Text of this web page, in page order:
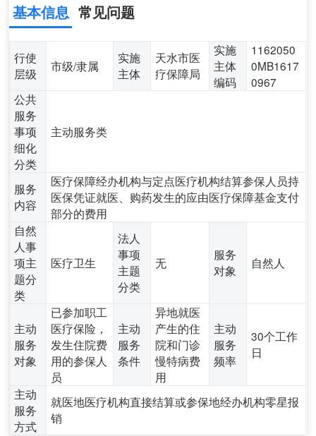
基本信息 常见问题
行使
层级
市级/隶属
实施
主体
天水市医
疗保障局
实施
主体
编码
1162050
0MB1617
0967
公共
服务
事项
细化
分类
主动服务类
服务
内容
医疗保障经办机构与定点医疗机构结算参保人员持
医保凭证就医、购药发生的应由医疗保障基金支付
部分的费用
自然
人事
项主
题分
类
医疗卫生
法人
事项
主题
分类
无
服务
对象
自然人
主动
服务
对象
已参加职工
医疗保险，
发生住院费
用的参保人
员
主动
服务
条件
异地就医
产生的住
院和门诊
慢特病费
用
主动
服务
频率
30个工作
日
主动
服务
方式
就医地医疗机构直接结算或参保地经办机构零星报
销